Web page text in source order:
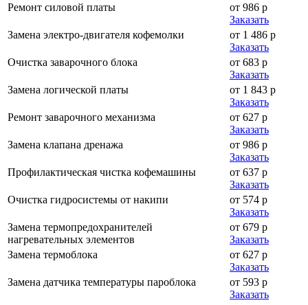
Ремонт силовой платы
от 986 р
Заказать
Замена электро-двигателя кофемолки
от 1 486 р
Заказать
Очистка заварочного блока
от 683 р
Заказать
Замена логической платы
от 1 843 р
Заказать
Ремонт заварочного механизма
от 627 р
Заказать
Замена клапана дренажа
от 986 р
Заказать
Профилактическая чистка кофемашины
от 637 р
Заказать
Очистка гидросистемы от накипи
от 574 р
Заказать
Замена термопредохранителей
нагревательных элементов
от 679 р
Заказать
Замена термоблока
от 627 р
Заказать
Замена датчика температуры пароблока
от 593 р
Заказать